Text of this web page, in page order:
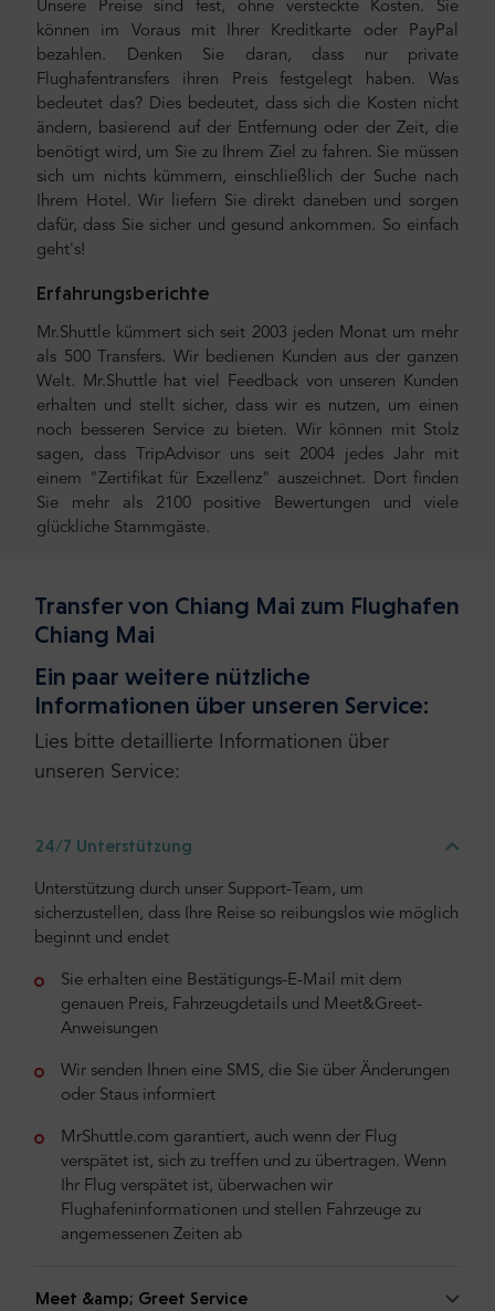
Unsere Preise sind fest, ohne versteckte Kosten. Sie
können im Voraus mit Ihrer Kreditkarte oder PayPal
bezahlen. Denken Sie daran, dass nur private
Flughafentransfers ihren Preis festgelegt haben. Was
bedeutet das? Dies bedeutet, dass sich die Kosten nicht
ändern, basierend auf der Entfernung oder der Zeit, die
benötigt wird, um Sie zu Ihrem Ziel zu fahren. Sie müssen
sich um nichts kümmern, einschließlich der Suche nach
Ihrem Hotel. Wir liefern Sie direkt daneben und sorgen
dafür, dass Sie sicher und gesund ankommen. So einfach
geht's!
Erfahrungsberichte
Mr.Shuttle kümmert sich seit 2003 jeden Monat um mehr
als 500 Transfers. Wir bedienen Kunden aus der ganzen
Welt. Mr.Shuttle hat viel Feedback von unseren Kunden
erhalten und stellt sicher, dass wir es nutzen, um einen
noch besseren Service zu bieten. Wir können mit Stolz
sagen, dass TripAdvisor uns seit 2004 jedes Jahr mit
einem "Zertifikat für Exzellenz" auszeichnet. Dort finden
Sie mehr als 2100 positive Bewertungen und viele
glückliche Stammgäste.
Transfer von Chiang Mai zum Flughafen
Chiang Mai
Ein paar weitere nützliche
Informationen über unseren Service:
Lies bitte detaillierte Informationen über
unseren Service:
24/7 Unterstützung
Unterstützung durch unser Support-Team, um
sicherzustellen, dass Ihre Reise so reibungslos wie möglich
beginnt und endet
Sie erhalten eine Bestätigungs-E-Mail mit dem
genauen Preis, Fahrzeugdetails und Meet&Greet-
Anweisungen
Wir senden Ihnen eine SMS, die Sie über Änderungen
oder Staus informiert
MrShuttle.com garantiert, auch wenn der Flug
verspätet ist, sich zu treffen und zu übertragen. Wenn
Ihr Flug verspätet ist, überwachen wir
Flughafeninformationen und stellen Fahrzeuge zu
angemessenen Zeiten ab
Meet &amp; Greet Service